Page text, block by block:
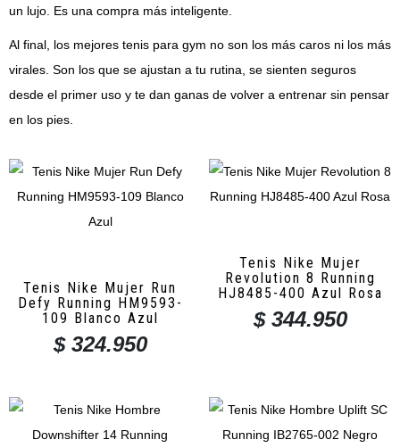
un lujo. Es una compra más inteligente.
Al final, los mejores tenis para gym no son los más caros ni los más
virales. Son los que se ajustan a tu rutina, se sienten seguros
desde el primer uso y te dan ganas de volver a entrenar sin pensar
en los pies.
Tenis Nike Mujer Run
Defy Running HM9593-
109 Blanco Azul
$324.950
Tenis Nike Mujer
Revolution 8 Running
HJ8485-400 Azul Rosa
$344.950